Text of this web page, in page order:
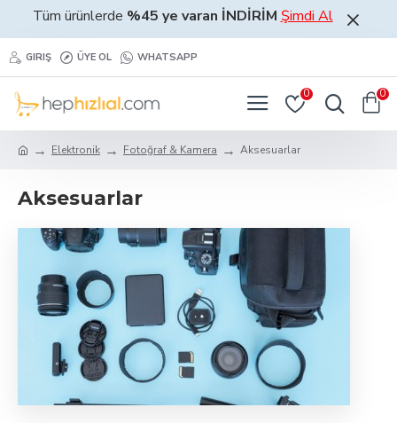
Tüm ürünlerde %45 ye varan İNDİRİM Şimdi Al
GIRIŞ ÜYE OL WHATSAPP
0 0
Elektronik Fotoğraf & Kamera Aksesuarlar
Aksesuarlar